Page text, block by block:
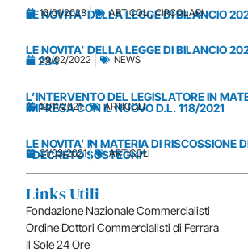
LE NOVITA’ DELLA LEGGE DI BILANCIO
16/01/2023 ARTICOLI,CIRCOLARI
LE NOVITA’ DELLA LEGGE DI BILANCIO
n. 234
09/02/2022 NEWS
L’INTERVENTO DEL LEGISLATORE IN
IMPRESA CON IL NUOVO D.L. 118/2021
12/11/2021 ARTICOLI
LE NOVITA’ IN MATERIA DI RISCOSSIONE
“DECRETO SOSTEGNI”
31/03/2021 ARTICOLI
Links Utili
Fondazione Nazionale Commercialisti
Ordine Dottori Commercialisti di Ferrara
Il Sole 24 Ore